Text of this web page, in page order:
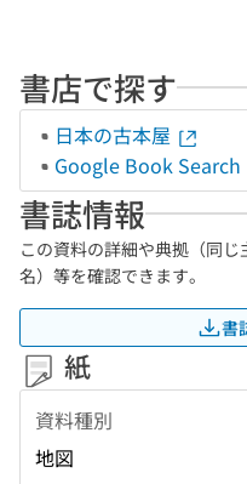
書店で探す
日本の古本屋
Google Book Search
書誌情報
この資料の詳細や典拠（同
名）等を確認できます。
書
紙
資料種別
地図